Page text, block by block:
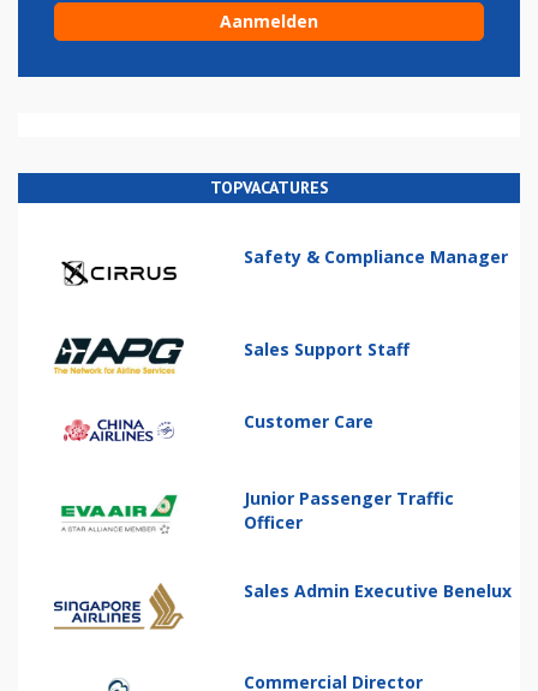
TOPVACATURES
Safety & Compliance Manager
Sales Support Staff
Customer Care
Junior Passenger Traffic
Officer
Sales Admin Executive Benelux
Commercial Director